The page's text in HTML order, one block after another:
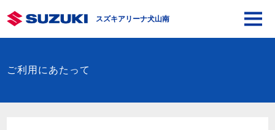
スズキアリーナ犬山南
ご利用にあたって